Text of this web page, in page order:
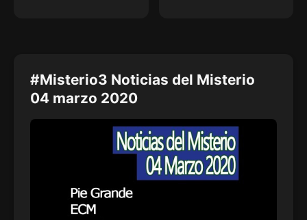
#Misterio3 Noticias del Misterio
04 marzo 2020